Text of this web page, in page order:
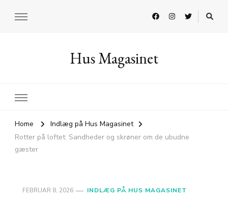
Hus Magasinet
Home
Indlæg på Hus Magasinet
Rotter på loftet: Sandheder og skrøner om de ubudne
gæster
FEBRUAR 8, 2026 INDLÆG PÅ HUS MAGASINET